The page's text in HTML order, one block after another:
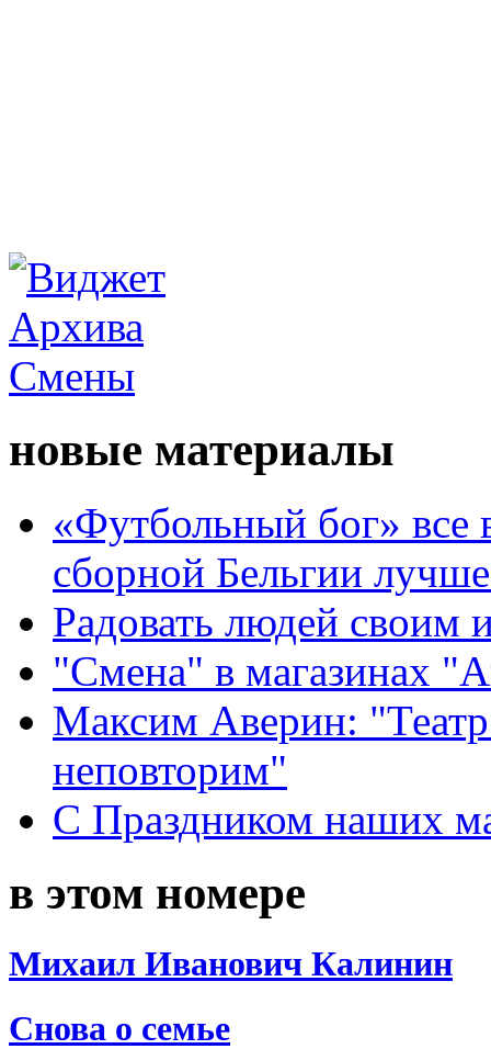
новые материалы
«Футбольный бог» все
сборной Бельгии
Радовать людей своим
"Смена" в магазинах
Максим Аверин:
неповторим"
С Праздником наших
в этом номере
Михаил Иванович Калинин
Снова о семье